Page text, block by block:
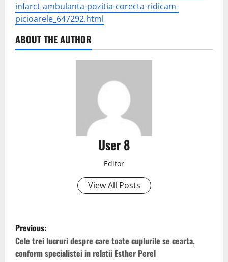
infarct-ambulanta-pozitia-corecta-ridicam-
picioarele_647292.html
ABOUT THE AUTHOR
User 8
Editor
View All Posts
Previous:
Cele trei lucruri despre care toate cuplurile se cearta,
conform specialistei in relatii Esther Perel